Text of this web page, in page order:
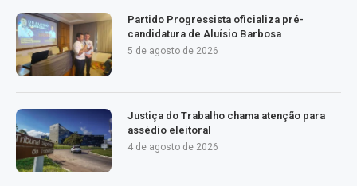
Partido Progressista oficializa pré-
candidatura de Aluísio Barbosa
5 de agosto de 2026
Justiça do Trabalho chama atenção para
assédio eleitoral
4 de agosto de 2026